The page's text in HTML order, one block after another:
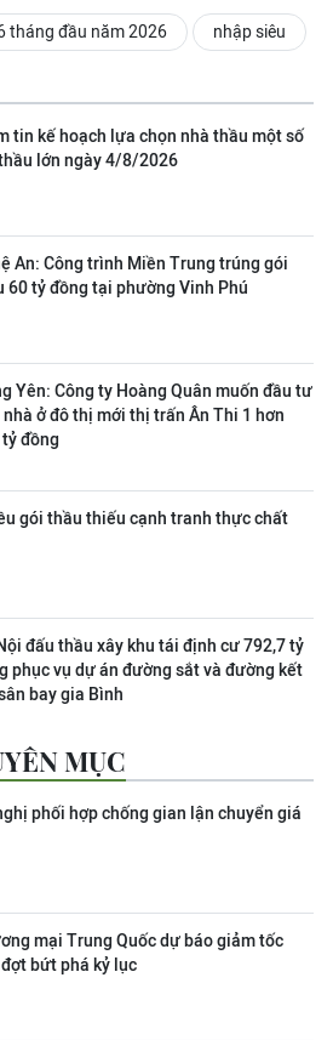
tháng đầu năm 2026 nhập siêu
tin kế hoạch lựa chọn nhà thầu một số
lớn ngày 4/8/2026
An: Công trình Miền Trung trúng gói
60 tỷ đồng tại phường Vinh Phú
Yên: Công ty Hoàng Quân muốn đầu tư
nhà ở đô thị mới thị trấn Ân Thi 1 hơn
đồng
gói thầu thiếu cạnh tranh thực chất
đấu thầu xây khu tái định cư 792,7 tỷ
phục vụ dự án đường sắt và đường kết
bay gia Bình
MỤC
phối hợp chống gian lận chuyển giá
mại Trung Quốc dự báo giảm tốc
bứt phá kỷ lục